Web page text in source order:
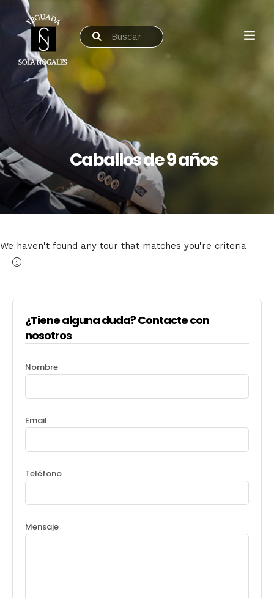
Caballos de 9 años
We haven't found any tour that matches you're criteria
¿Tiene alguna duda? Contacte con
nosotros
Nombre
Email
Teléfono
Mensaje